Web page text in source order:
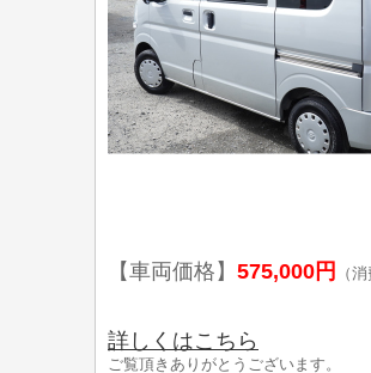
【車両価格】 575,000円 （
詳しくはこちら
ご覧頂きありがとうございます。